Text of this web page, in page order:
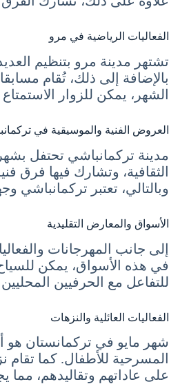
الفعاليات الرياضية في مرو
تشتهر مدينة مرو بتنظيم
بالإضافة إلى ذلك، تُقام
الشهر، يمكن للزوار
العروض الفنية والموسيقية في
مدينة تركمانباشي تحتفل
الثقافية، وتشارك فيها فرق
وبالتالي، تعتبر تركمانباشي
الأسواق والمعارض التقليدية
إلى جانب المهرجانات
في هذه الأسواق، يمكن
للتفاعل مع الحرفيين
الفعاليات العائلية والنزهات
شهر مايو في تركمانستان هو
المسرحية للأطفال. كما تقام
على عاداتهم وتقاليدهم، مما